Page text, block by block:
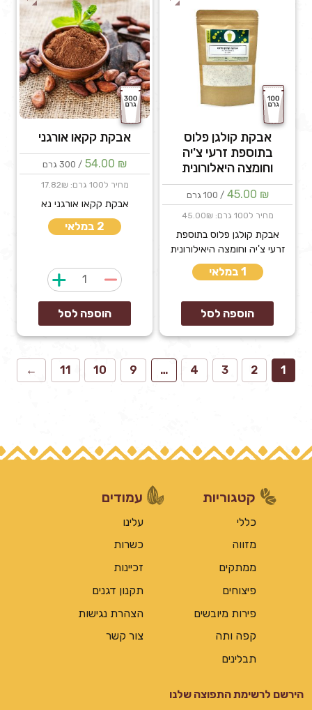
אבקת קולגן פלוס
בתוספת זרעי צ'יה
וחומצה היאלורונית
45.00 ₪ / 100 גרם
מחיר ל100 גרם: 45.00₪
אבקת קולגן פלוס בתוספת
זרעי צ'יה וחומצה היאילורונית
1 במלאי
הוספה לסל
אבקת קקאו אורגני
54.00 ₪ / 300 גרם
מחיר ל100 גרם: 17.82₪
אבקת קקאו אורגני נא
2 במלאי
כמות
של
אבקת
קקאו
אורגני
הוספה לסל
1
2
3
4
…
9
10
11
←
קטגוריות
כללי
מזווה
ממתקים
פיצוחים
פירות מיובשים
קפה ותה
תבלינים
עמודים
עלינו
כשרות
זכיינות
תקנון דגנים
הצהרת נגישות
צור קשר
הירשם לרשימת התפוצה שלנו